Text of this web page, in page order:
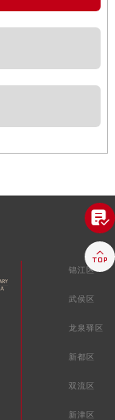
锦江区
武侯区
龙泉驿区
新都区
双流区
新津区

